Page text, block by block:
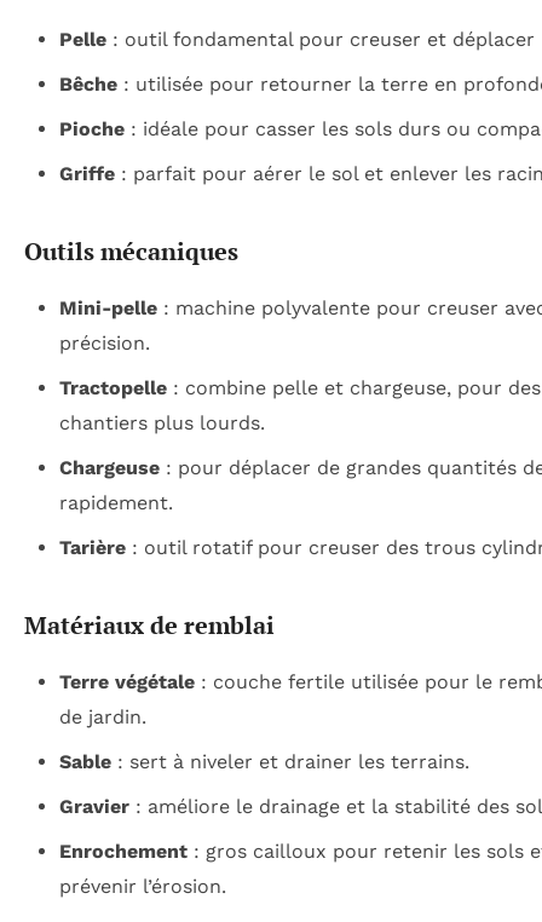
Pelle: outil fondamental pour creuser et déplacer
Bêche: utilisée pour retourner la terre en
Pioche: idéale pour casser les sols durs ou
Griffe: parfait pour aérer le sol et enlever les
Outils mécaniques
Mini-pelle: machine polyvalente pour creuser
précision.
Tractopelle: combine pelle et chargeuse, pour des
chantiers plus lourds.
Chargeuse: pour déplacer de grandes quantités
rapidement.
Tarière: outil rotatif pour creuser des trous
Matériaux de remblai
Terre végétale: couche fertile utilisée pour le
de jardin.
Sable: sert à niveler et drainer les terrains.
Gravier: améliore le drainage et la stabilité des
Enrochement: gros cailloux pour retenir les sols
prévenir l’érosion.